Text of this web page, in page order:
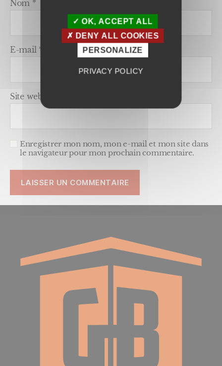
Nom *
E-mail *
Site web
Enregistrer mon nom, mon e-mail et mon site dans
le navigateur pour mon prochain commentaire.
OK, ACCEPT ALL
DENY ALL COOKIES
PERSONALIZE
PRIVACY POLICY